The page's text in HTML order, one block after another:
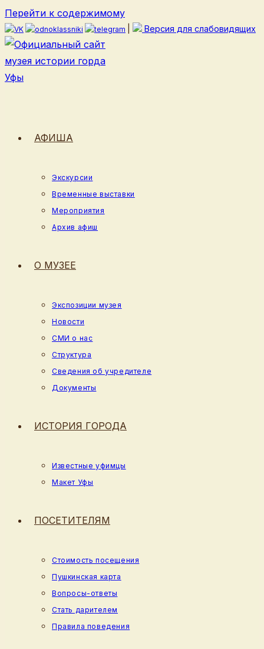
Перейти к содержимому
Версия для слабовидящих
АФИША
Экскурсии
Временные выставки
Мероприятия
Архив афиш
О МУЗЕЕ
Экспозиции музея
Новости
СМИ о нас
Структура
Сведения об учредителе
Документы
ИСТОРИЯ ГОРОДА
Известные уфимцы
Макет Уфы
ПОСЕТИТЕЛЯМ
Стоимость посещения
Пушкинская карта
Вопросы-ответы
Стать дарителем
Правила поведения